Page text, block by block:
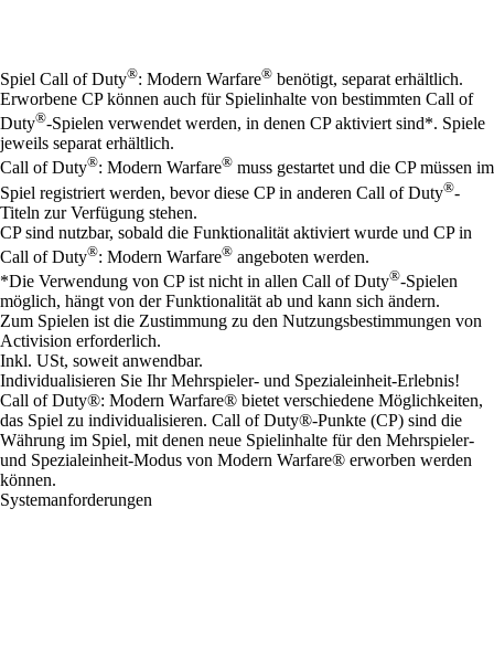
Available actions
Spiel Call of Duty®: Modern Warfare® benötigt, separat erhältlich.
Erworbene CP können auch für Spielinhalte von bestimmten Call of
Duty®-Spielen verwendet werden, in denen CP aktiviert sind*. Spiele
jeweils separat erhältlich.
Call of Duty®: Modern Warfare® muss gestartet und die CP müssen im
Spiel registriert werden, bevor diese CP in anderen Call of Duty®-
Titeln zur Verfügung stehen.
CP sind nutzbar, sobald die Funktionalität aktiviert wurde und CP in
Call of Duty®: Modern Warfare® angeboten werden.
*Die Verwendung von CP ist nicht in allen Call of Duty®-Spielen
möglich, hängt von der Funktionalität ab und kann sich ändern.
Zum Spielen ist die Zustimmung zu den Nutzungsbestimmungen von
Activision erforderlich.
Inkl. USt, soweit anwendbar.
Individualisieren Sie Ihr Mehrspieler- und Spezialeinheit-Erlebnis!
Call of Duty®: Modern Warfare® bietet verschiedene Möglichkeiten,
das Spiel zu individualisieren. Call of Duty®-Punkte (CP) sind die
Währung im Spiel, mit denen neue Spielinhalte für den Mehrspieler-
und Spezialeinheit-Modus von Modern Warfare® erworben werden
können.
Systemanforderungen